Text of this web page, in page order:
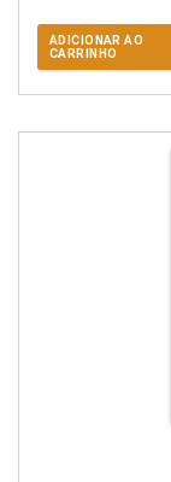
ADICIONAR AO
CARRINHO